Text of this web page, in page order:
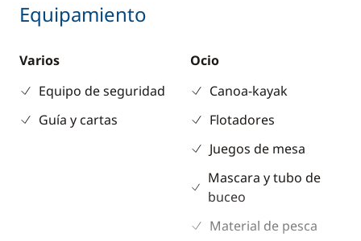
Equipamiento
Varios
Equipo de seguridad
Guía y cartas
Ocio
Canoa-kayak
Flotadores
Juegos de mesa
Mascara y tubo de
buceo
Material de pesca